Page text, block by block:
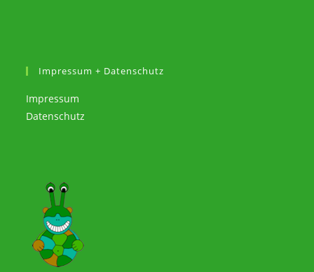
Impressum + Datenschutz
Impressum
Datenschutz